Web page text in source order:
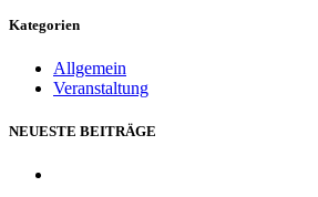
Kategorien
Allgemein
Veranstaltung
NEUESTE BEITRÄGE